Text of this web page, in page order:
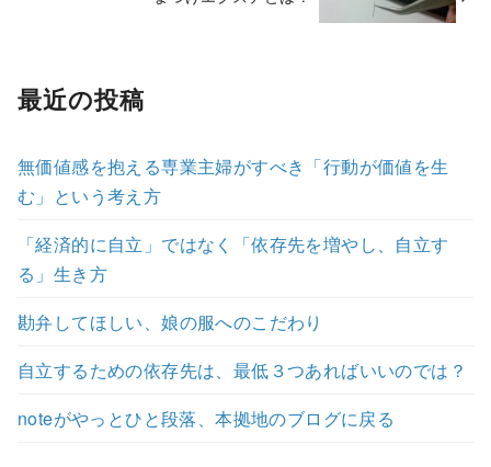
最近の投稿
無価値感を抱える専業主婦がすべき「行動が価値を生
む」という考え方
「経済的に自立」ではなく「依存先を増やし、自立す
る」生き方
勘弁してほしい、娘の服へのこだわり
自立するための依存先は、最低３つあればいいのでは？
noteがやっとひと段落、本拠地のブログに戻る